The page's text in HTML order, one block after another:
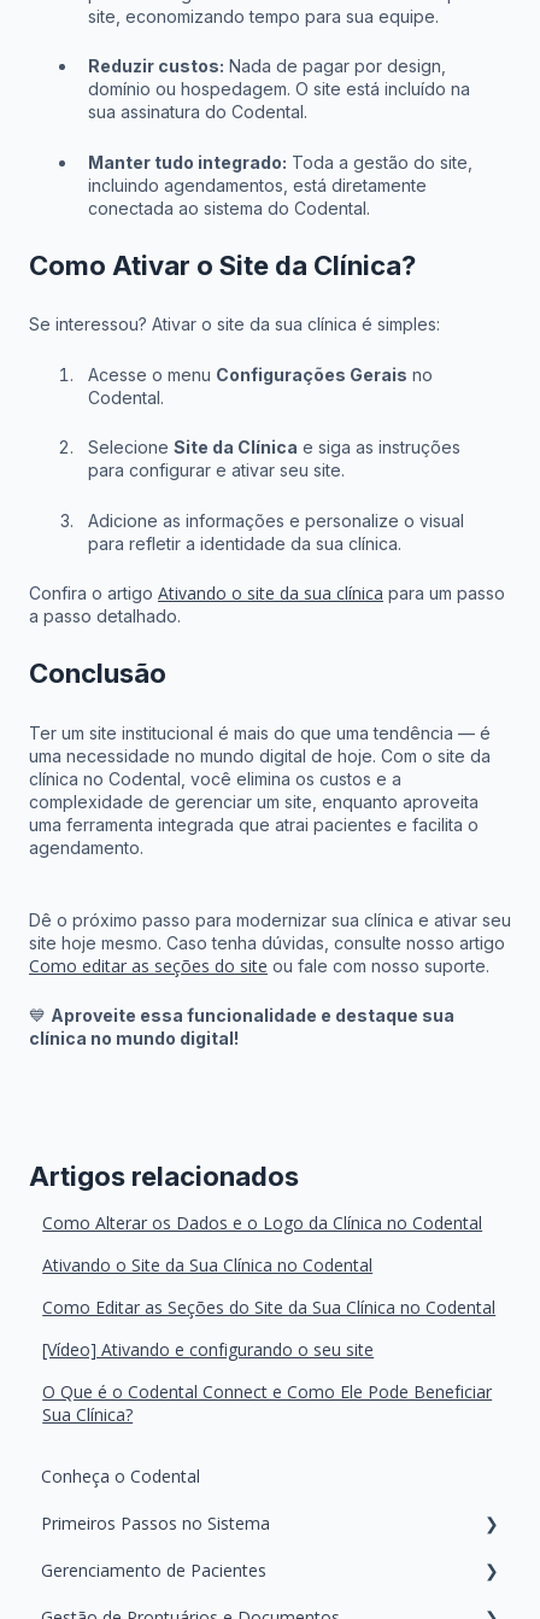
site, economizando tempo para sua equipe.
Reduzir custos: Nada de pagar por design,
domínio ou hospedagem. O site está incluído na
sua assinatura do Codental.
Manter tudo integrado: Toda a gestão do site,
incluindo agendamentos, está diretamente
conectada ao sistema do Codental.
Como Ativar o Site da Clínica?
Se interessou? Ativar o site da sua clínica é simples:
Acesse o menu Configurações Gerais no
Codental.
Selecione Site da Clínica e siga as instruções
para configurar e ativar seu site.
Adicione as informações e personalize o visual
para refletir a identidade da sua clínica.
Confira o artigo Ativando o site da sua clínica para um passo
a passo detalhado.
Conclusão
Ter um site institucional é mais do que uma tendência — é
uma necessidade no mundo digital de hoje. Com o site da
clínica no Codental, você elimina os custos e a
complexidade de gerenciar um site, enquanto aproveita
uma ferramenta integrada que atrai pacientes e facilita o
agendamento.
Dê o próximo passo para modernizar sua clínica e ativar seu
site hoje mesmo. Caso tenha dúvidas, consulte nosso artigo
Como editar as seções do site ou fale com nosso suporte.
💙 Aproveite essa funcionalidade e destaque sua
clínica no mundo digital!
Artigos relacionados
Como Alterar os Dados e o Logo da Clínica no Codental
Ativando o Site da Sua Clínica no Codental
Como Editar as Seções do Site da Sua Clínica no Codental
[Vídeo] Ativando e configurando o seu site
O Que é o Codental Connect e Como Ele Pode Beneficiar
Sua Clínica?
Conheça o Codental
Primeiros Passos no Sistema
Configurações iniciais da agenda
Gerenciamento de Pacientes